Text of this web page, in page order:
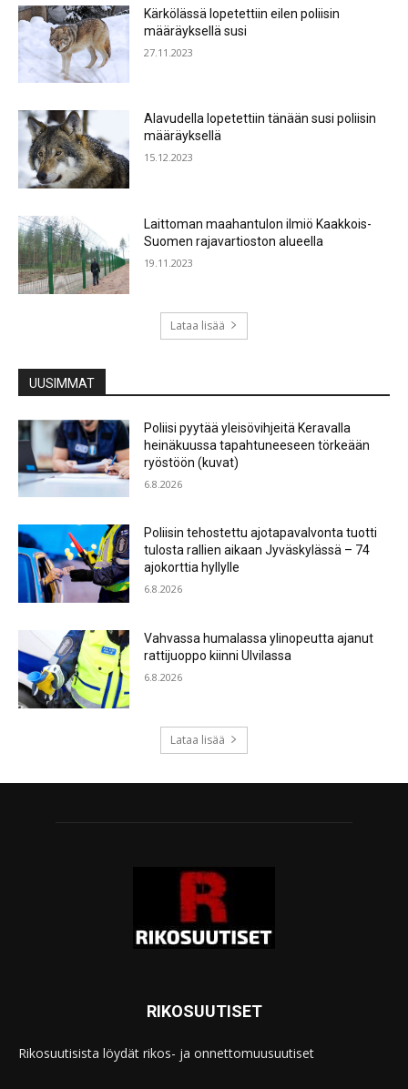
Kärkölässä lopetettiin eilen poliisin
määräyksellä susi
27.11.2023
Alavudella lopetettiin tänään susi poliisin
määräyksellä
15.12.2023
Laittoman maahantulon ilmiö Kaakkois-
Suomen rajavartioston alueella
19.11.2023
Lataa lisää
UUSIMMAT
Poliisi pyytää yleisövihjeitä Keravalla
heinäkuussa tapahtuneeseen törkeään
ryöstöön (kuvat)
6.8.2026
Poliisin tehostettu ajotapavalvonta tuotti
tulosta rallien aikaan Jyväskylässä – 74
ajokorttia hyllylle
6.8.2026
Vahvassa humalassa ylinopeutta ajanut
rattijuoppo kiinni Ulvilassa
6.8.2026
Lataa lisää
RIKOSUUTISET
Rikosuutisista löydät rikos- ja onnettomuusuutiset